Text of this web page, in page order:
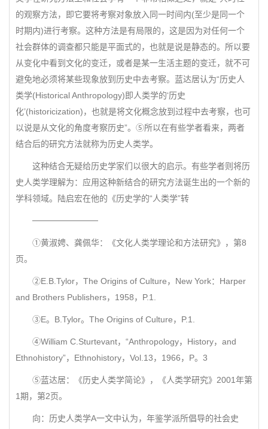
的观察方法，即它要将考察对象放入同一时间内(至少是同一个
时期内)进行考察。这种方法是有局限的，这是因为对任何一个
社会群体的调查都只能是平面式的，也就是说是静态的。所以要
从变化中看到文化的变迁，或者是某一生活主题的变迁，就不可
避免地必须将某些现象放到历史中去考察。蓝达居认为“历史人
类学(Historical Anthropology)即人类学的‘历史
化’(historicization)，也就是将文化概念放到过程中去考察，也可
以说是从文化的角度考察历史”。⑤所以在有些学者看来，两者
结合后的研究方法就称为历史人类学。
这种结合无疑给历史学家们以很大的启示。有些学者则将历
史人类学理解为：应用这种新结合的研究方法诞生出的一个新的
学科领域。陆启宏在他的《历史学的“人类学”转
───────────
①黄淑娉、龚佩华：《文化人类学理论和方法研究》，第8
页。
②E.B.Tylor，The Origins of Culture，New York：Harper
and Brothers Publishers，1958，P.1.
③E。B.Tylor。The Origins of Culture，P.1.
④William C.Sturtevant，“Anthropology，History，and
Ethnohistory”，Ethnohistory，Vol.13，1966，P。3
⑤蓝达居：《历史人类学简论》，《人类学研究》2001年第
1期，第2页。
向：历史人类学A一文中认为，年鉴学派所倡导的社会史